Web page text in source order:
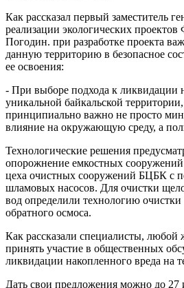
Как рассказал первый заместитель
реализации экологических
Погодин. при разработке проекта
данную территорию в безопасное
ее освоения:
- При выборе подхода к ликвидации
уникальной байкальской
принципиально важно не просто
влияние на окружающую среду, а
Технологические решения
опорожнение емкостных сооружений
цеха очистных сооружений БЦБК с
шламовых насосов. Для очистки
вод определили технологию
обратного осмоса.
Как рассказали специалисты,
принять участие в общественных
ликвидации накопленного вреда на
Дать свои предложения можно до 27